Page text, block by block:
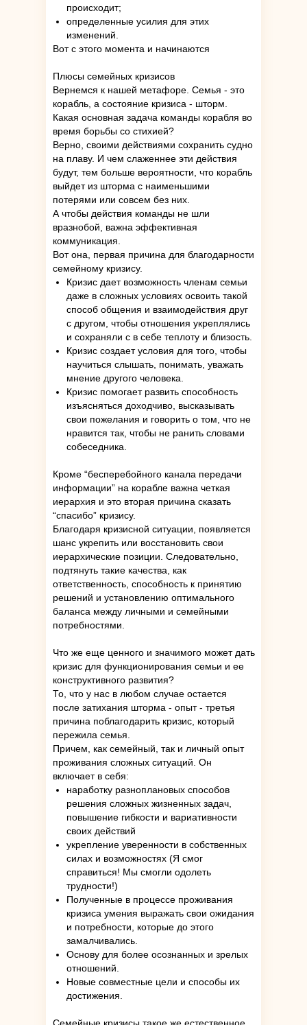
происходит;
определенные усилия для этих
изменений.
Вот с этого момента и начинаются
Плюсы семейных кризисов
Вернемся к нашей метафоре. Семья - это
корабль, а состояние кризиса - шторм.
Какая основная задача команды корабля во
время борьбы со стихией?
Верно, своими действиями сохранить судно
на плаву. И чем слаженнее эти действия
будут, тем больше вероятности, что корабль
выйдет из шторма с наименьшими
потерями или совсем без них.
А чтобы действия команды не шли
вразнобой, важна эффективная
коммуникация.
Вот она, первая причина для благодарности
семейному кризису.
Кризис дает возможность членам семьи
даже в сложных условиях освоить такой
способ общения и взаимодействия друг
с другом, чтобы отношения укреплялись
и сохраняли с в себе теплоту и близость.
Кризис создает условия для того, чтобы
научиться слышать, понимать, уважать
мнение другого человека.
Кризис помогает развить способность
изъясняться доходчиво, высказывать
свои пожелания и говорить о том, что не
нравится так, чтобы не ранить словами
собеседника.
Кроме “бесперебойного канала передачи
информации” на корабле важна четкая
иерархия и это вторая причина сказать
“спасибо” кризису.
Благодаря кризисной ситуации, появляется
шанс укрепить или восстановить свои
иерархические позиции. Следовательно,
подтянуть такие качества, как
ответственность, способность к принятию
решений и установлению оптимального
баланса между личными и семейными
потребностями.
Что же еще ценного и значимого может дать
кризис для функционирования семьи и ее
конструктивного развития?
То, что у нас в любом случае остается
после затихания шторма - опыт - третья
причина поблагодарить кризис, который
пережила семья.
Причем, как семейный, так и личный опыт
проживания сложных ситуаций. Он
включает в себя:
наработку разноплановых способов
решения сложных жизненных задач,
повышение гибкости и вариативности
своих действий
укрепление уверенности в собственных
силах и возможностях (Я смог
справиться! Мы смогли одолеть
трудности!)
Полученные в процессе проживания
кризиса умения выражать свои ожидания
и потребности, которые до этого
замалчивались.
Основу для более осознанных и зрелых
отношений.
Новые совместные цели и способы их
достижения.